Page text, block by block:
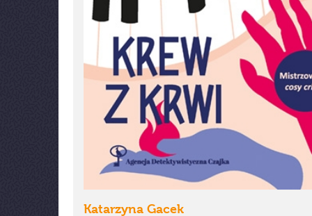
Katarzyna Gacek